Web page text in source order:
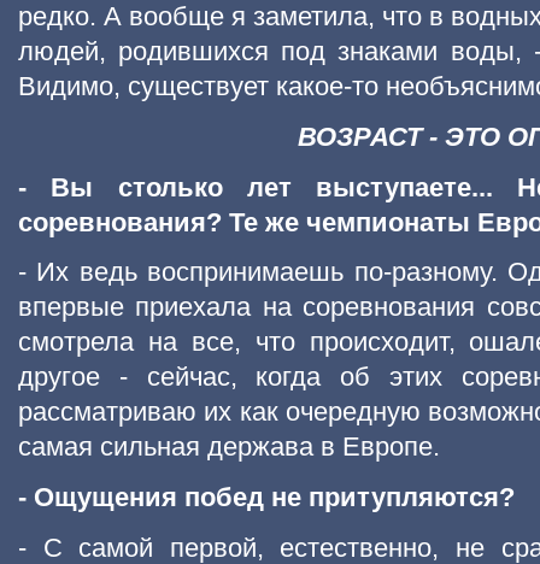
редко. А вообще я заметила, что в
людей, родившихся под знаками
Видимо, существует какое-то
ВОЗРАСТ - ЭТО
- Вы столько лет выступаете...
соревнования? Те же чемпионаты
- Их ведь воспринимаешь по-разному.
впервые приехала на соревнования
смотрела на все, что происходит,
другое - сейчас, когда об этих
рассматриваю их как очередную
самая сильная держава в Европе.
- Ощущения побед не притупляются?
- С самой первой, естественно, не